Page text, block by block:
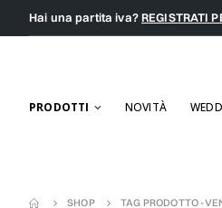
Hai una partita iva?REGISTRATI
PRODOTTI NOVITÀ
SHOP TAG PRODOTTO -